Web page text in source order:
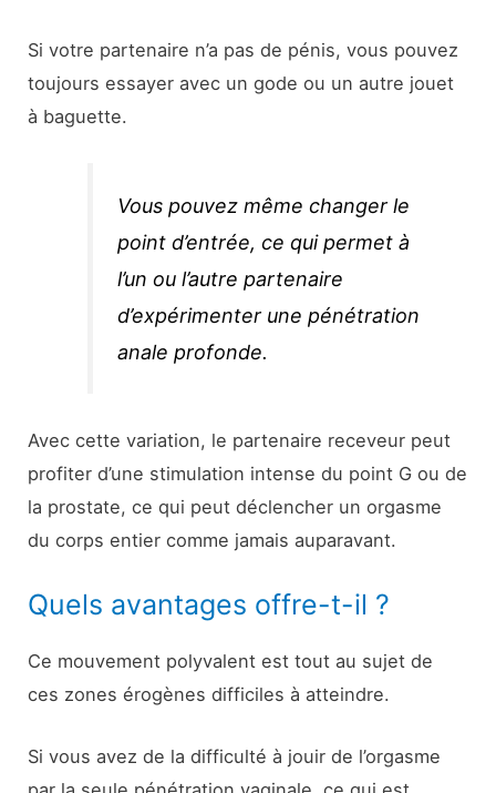
Si votre partenaire n’a pas de pénis, vous pouvez
toujours essayer avec un gode ou un autre jouet
à baguette.
Vous pouvez même changer le
point d’entrée, ce qui permet à
l’un ou l’autre partenaire
d’expérimenter une pénétration
anale profonde.
Avec cette variation, le partenaire receveur peut
profiter d’une stimulation intense du point G ou de
la prostate, ce qui peut déclencher un orgasme
du corps entier comme jamais auparavant.
Quels avantages offre-t-il ?
Ce mouvement polyvalent est tout au sujet de
ces zones érogènes difficiles à atteindre.
Si vous avez de la difficulté à jouir de l’orgasme